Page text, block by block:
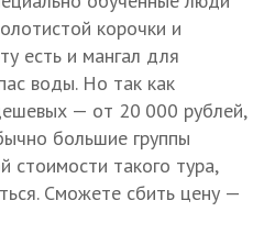
корочки и
есть и мангал для
воды. Но так как
— от 20 000 рублей,
большие группы
такого тура,
Сможете сбить цену —